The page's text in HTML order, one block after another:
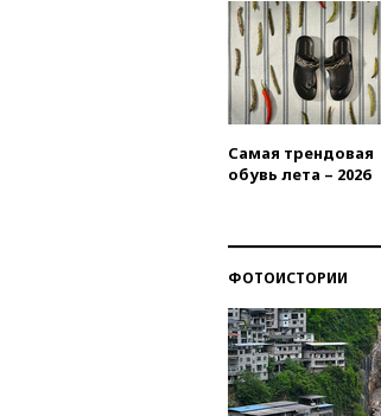
Самая трендовая
обувь лета – 2026
ФОТОИСТОРИИ